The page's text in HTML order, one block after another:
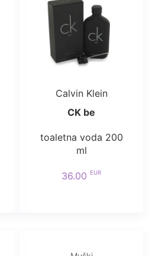
Calvin Klein
CK be
toaletna voda 200
ml
36.00 EUR